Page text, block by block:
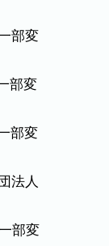
部変
部変
部変
法人
部変